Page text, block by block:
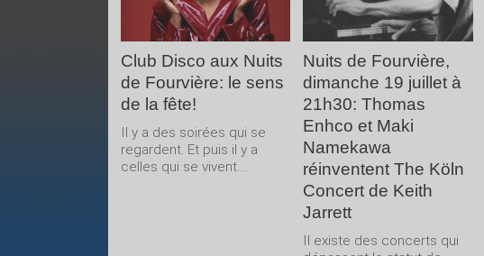
Club Disco aux Nuits
de Fourvière: le sens
de la fête!
Il y a des soirées qui se
regardent. Et puis il y a
celles qui se vivent....
Nuits de Fourvière,
dimanche 19 juillet à
21h30: Thomas
Enhco et Maki
Namekawa
réinventent The Köln
Concert de Keith
Jarrett
Il existe des concerts qui